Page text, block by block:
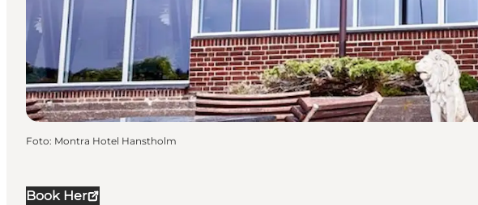
Book Her
Foto: Montra Hotel Hanstholm